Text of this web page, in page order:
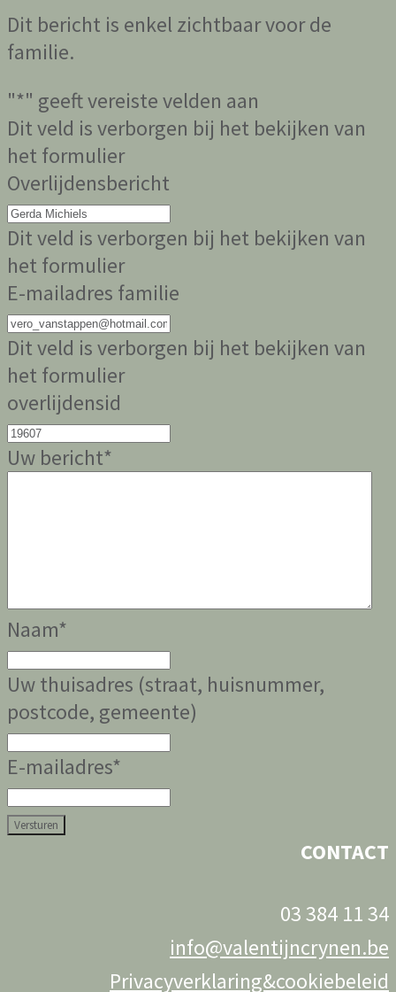
Dit bericht is enkel zichtbaar voor de
familie.
"*" geeft vereiste velden aan
Dit veld is verborgen bij het bekijken van
het formulier
Overlijdensbericht
Dit veld is verborgen bij het bekijken van
het formulier
E-mailadres familie
Dit veld is verborgen bij het bekijken van
het formulier
overlijdensid
Uw bericht*
Naam*
Uw thuisadres (straat, huisnummer,
postcode, gemeente)
E-mailadres*
Versturen
CONTACT
03 384 11 34
info@valentijncrynen.be
Privacyverklaring&cookiebeleid